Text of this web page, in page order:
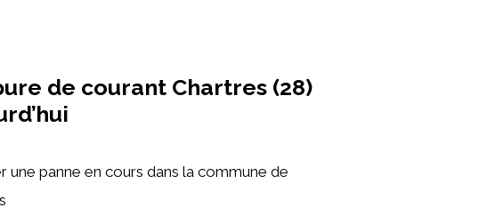
de courant Chartres (28)
une panne en cours dans la commune de